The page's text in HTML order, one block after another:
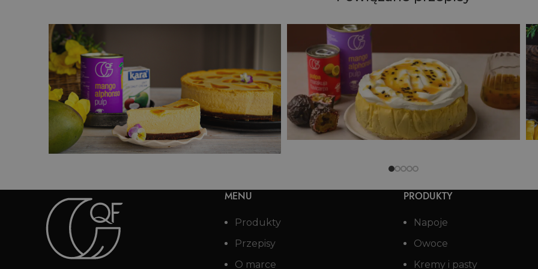
Kokosowy sernik z mango
MENU
Produkty
Przepisy
O marce
PRODUKTY
Napoje
Owoce
Kremy i pasty